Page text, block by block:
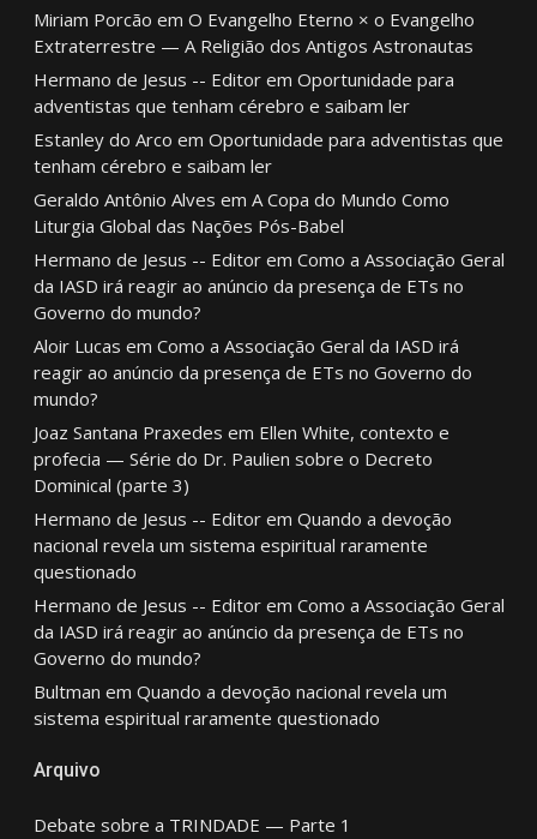
Miriam Porcão em O Evangelho Eterno × o Evangelho
Extraterrestre — A Religião dos Antigos Astronautas
Hermano de Jesus -- Editorem Oportunidade para
adventistas que tenham cérebro e saibam ler
Estanley do Arco em Oportunidade para adventistas que
tenham cérebro e saibam ler
Geraldo Antônio Alves em A Copa do Mundo Como
Liturgia Global das Nações Pós-Babel
Hermano de Jesus -- Editorem Como a Associação Geral
da IASD irá reagir ao anúncio da presença de ETs no
Governo do mundo?
Aloir Lucas em Como a Associação Geral da IASD irá
reagir ao anúncio da presença de ETs no Governo do
mundo?
Joaz Santana Praxedes em Ellen White, contexto e
profecia — Série do Dr. Paulien sobre o Decreto
Dominical (parte 3)
Hermano de Jesus -- Editorem Quando a devoção
nacional revela um sistema espiritual raramente
questionado
Hermano de Jesus -- Editorem Como a Associação Geral
da IASD irá reagir ao anúncio da presença de ETs no
Governo do mundo?
Bultman em Quando a devoção nacional revela um
sistema espiritual raramente questionado
Arquivo
Debate sobre a TRINDADE — Parte 1